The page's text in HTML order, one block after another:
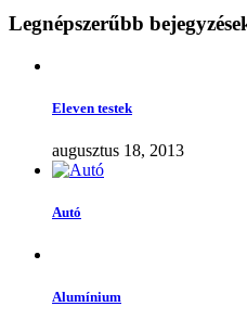
Legnépszerűbb
Eleven testek
augusztus 18, 2013
Autó
Alumínium